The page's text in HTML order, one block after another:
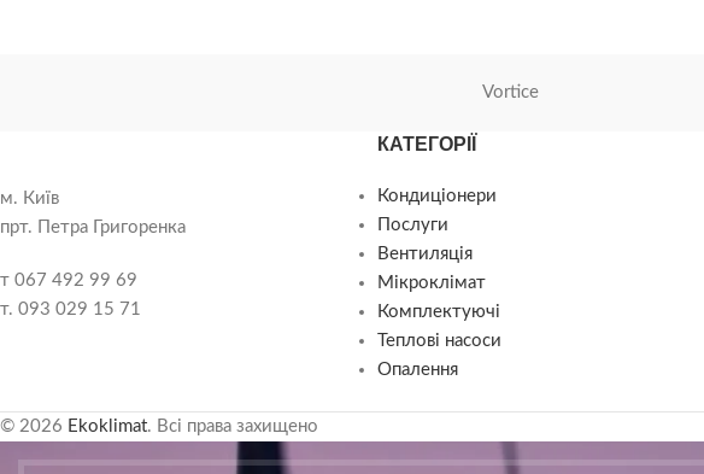
Vortice
м. Київ
прт. Петра Григоренка
т 067 492 99 69
т. 093 029 15 71
КАТЕГОРІЇ
Кондиціонери
Послуги
Вентиляція
Мікроклімат
Комплектуючі
Теплові насоси
Опалення
© 2026 Ekoklimat. Всі права захищено